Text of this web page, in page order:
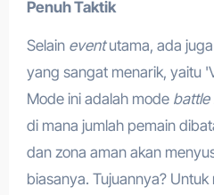
Penuh Taktik
Selain eventutama, ada
yang sangat menarik, yaitu
Mode ini adalah mode battle
di mana jumlah pemain
dan zona aman akan
biasanya. Tujuannya? Untuk